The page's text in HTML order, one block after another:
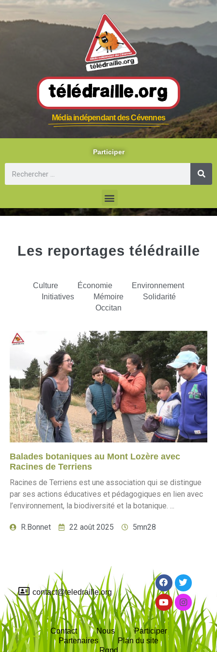
Télédraille.org
Média indépendant des Cévennes
Participer
Les reportages télédraille
Culture Économie
Environnement
Initiatives
Mémoire
Solidarité
Occitan
Balades botaniques au Mont Lozère avec
Racines de Terriens
Racines de Terriens est une association qui se distingue
par ses actions éducatives et pédagogiques en lien avec
l’environnement, la biodiversité et la botanique. ...
R.Bonnet 22 août 2025 5mn28
Contact Nous
Participer
Partenaires
Plan du site
Rgpd
contact@teledraille.org